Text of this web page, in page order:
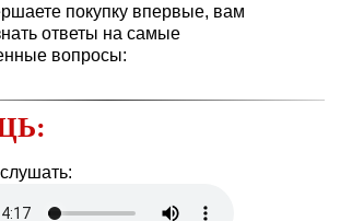
покупку впервые, вам
ответы на самые
вопросы: